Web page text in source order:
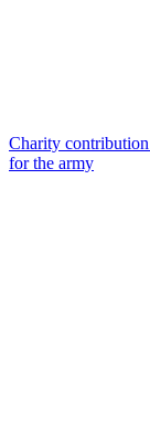
Charity contribution
for the army